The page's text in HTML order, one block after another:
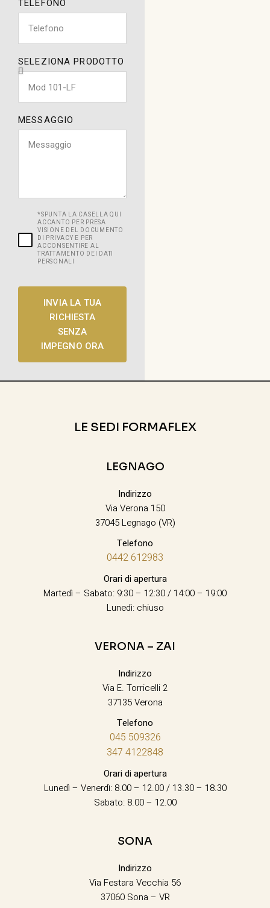
TELEFONO
SELEZIONA PRODOTTO
MESSAGGIO
*SPUNTA LA CASELLA QUI
ACCANTO PER PRESA
VISIONE DEL DOCUMENTO
DI PRIVACY E PER
ACCONSENTIRE AL
TRATTAMENTO DEI DATI
PERSONALI
INVIA LA TUA
RICHIESTA
SENZA
IMPEGNO ORA
LE SEDI FORMAFLEX
LEGNAGO
Indirizzo
Via Verona 150
37045 Legnago (VR)
Telefono
0442 612983
Orari di apertura
Martedì – Sabato: 9:30 – 12:30 / 14:00 – 19:00
Lunedì: chiuso
VERONA – ZAI
Indirizzo
Via E. Torricelli 2
37135 Verona
Telefono
045 509326
347 4122848
Orari di apertura
Lunedì – Venerdì: 8.00 – 12.00 / 13.30 – 18.30
Sabato: 8.00 – 12.00
SONA
Indirizzo
Via Festara Vecchia 56
37060 Sona – VR